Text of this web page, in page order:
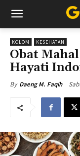
KOLOM KESEHATAN
Obat
Hayati
By Daeng M. Faqih